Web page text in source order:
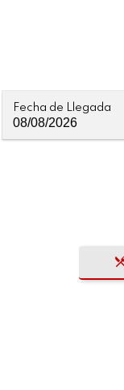
Fecha de Llegada